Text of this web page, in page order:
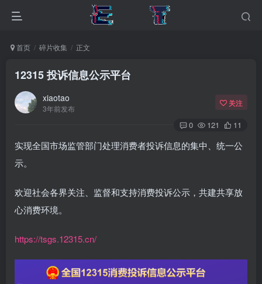
首页 碎片收集 正文
12315 投诉信息公示平台
xiaotao
3年前发布
关注
0 121 11
实现全国市场监管部门处理消费者投诉信息的集中、统一公
示。
欢迎社会各界关注、监督和支持消费投诉公示，共建共享放
心消费环境。
https://tsgs.12315.cn/